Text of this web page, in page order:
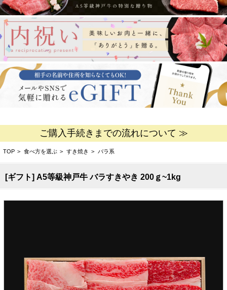
ご購入手続きまでの流れについて ≫
TOP > 食べ方を選ぶ > すき焼き > バラ系
[ギフト] A5等級神戸牛 バラすきやき 200ｇ~1kg